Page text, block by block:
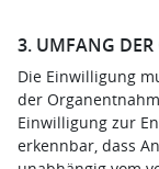
3. UMFANG
Die Einwilligung
der
Einwilligung zur
erkennbar, dass